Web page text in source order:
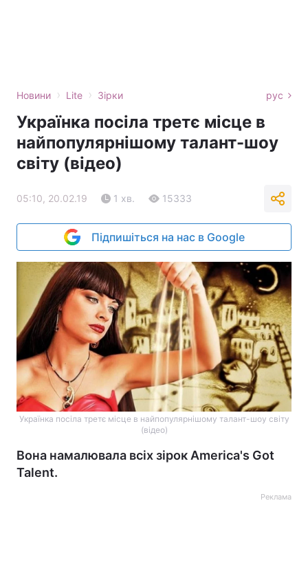
Новини › Lite › Зірки рус
Українка посіла третє місце в
найпопулярнішому талант-шоу
світу (відео)
05:10, 20.02.19 1 хв. 15333
Підпишіться на нас в Google
Українка посіла третє місце в найпопулярнішому талант-шоу світу
(відео)
Вона намалювала всіх зірок America's Got
Talent.
Реклама